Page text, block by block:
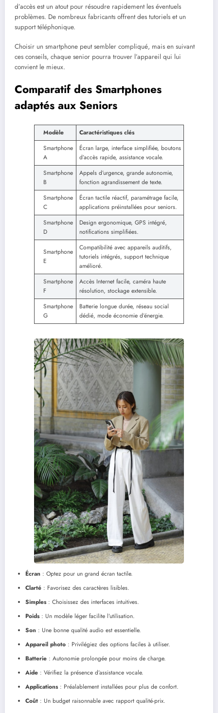
d’accès est un atout pour résoudre rapidement les éventuels
problèmes. De nombreux fabricants offrent des tutoriels et un
support téléphonique.
Choisir un smartphone peut sembler compliqué, mais en suivant
ces conseils, chaque senior pourra trouver l’appareil qui lui
convient le mieux.
Comparatif des Smartphones
adaptés aux Seniors
Modèle
Caractéristiques clés
Smartphone
A
Écran large, interface simplifiée, boutons
d’accès rapide, assistance vocale.
Smartphone
B
Appels d’urgence, grande autonomie,
fonction agrandissement de texte.
Smartphone
C
Écran tactile réactif, paramétrage facile,
applications préinstallées pour seniors.
Smartphone
D
Design ergonomique, GPS intégré,
notifications simplifiées.
Smartphone
E
Compatibilité avec appareils auditifs,
tutoriels intégrés, support technique
amélioré.
Smartphone
F
Accès Internet facile, caméra haute
résolution, stockage extensible.
Smartphone
G
Batterie longue durée, réseau social
dédié, mode économie d’énergie.
Écran : Optez pour un grand écran tactile.
Clarté : Favorisez des caractères lisibles.
Simples: Choisissez des interfaces intuitives.
Poids: Un modèle léger facilite l’utilisation.
Son : Une bonne qualité audio est essentielle.
Appareil photo : Privilégiez des options faciles à utiliser.
Batterie : Autonomie prolongée pour moins de charge.
Aide : Vérifiez la présence d’assistance vocale.
Applications: Préalablement installées pour plus de confort.
Coût : Un budget raisonnable avec rapport qualité-prix.